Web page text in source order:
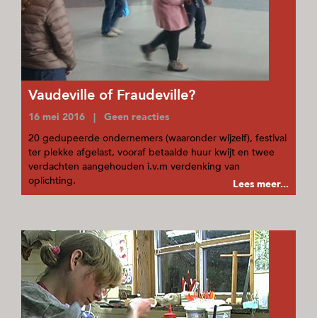
Vaudeville of Fraudeville?
16 mei 2016 | Geen reacties
20 gedupeerde ondernemers (waaronder wijzelf), festival
ter plekke afgelast, vooraf betaalde huur kwijt en twee
verdachten aangehouden i.v.m verdenking van
oplichting.
Lees meer...